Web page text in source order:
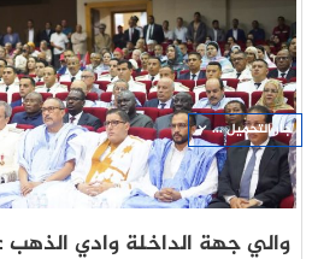
والي جهة الداخلة وادي
جار التحميل ...